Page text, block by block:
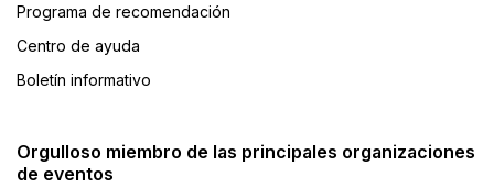
Programa de recomendación
Centro de ayuda
Boletín informativo
Orgulloso miembro de las principales organizaciones
de eventos